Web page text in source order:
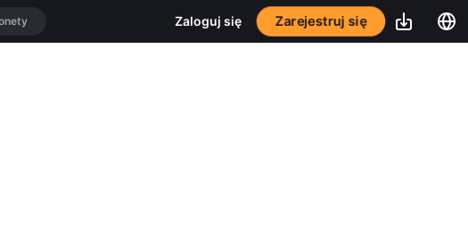
Zaloguj się Zarejestruj się